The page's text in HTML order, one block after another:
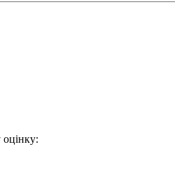
оцінку: